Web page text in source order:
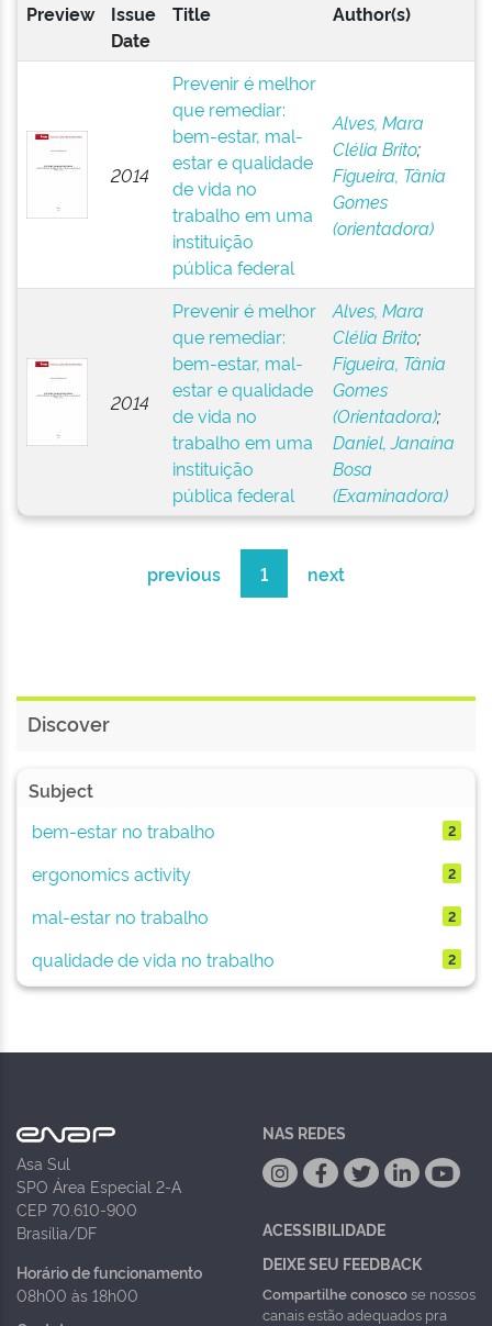
Preview
Issue
Date
Title Author(s)
2014
Prevenir é melhor
que remediar:
bem-estar, mal-
estar e qualidade
de vida no
trabalho em uma
instituição
pública federal
Alves, Mara
Clélia Brito;
Figueira, Tânia
Gomes
(orientadora)
2014
Prevenir é melhor
que remediar:
bem-estar, mal-
estar e qualidade
de vida no
trabalho em uma
instituição
pública federal
Alves, Mara
Clélia Brito;
Figueira, Tânia
Gomes
(Orientadora);
Daniel, Janaína
Bosa
(Examinadora)
previous 1 next
Discover
Subject
bem-estar no trabalho
2
ergonomics activity 2
mal-estar no trabalho 2
qualidade de vida no trabalho 2
Asa Sul
SPO Área Especial 2-A
CEP 70.610-900
Brasília/DF
Horário de funcionamento
08h00 às 18h00
NAS REDES
ACESSIBILIDADE
DEIXE SEU FEEDBACK
Compartilhe conoscose nossos
canais estão adequados pra